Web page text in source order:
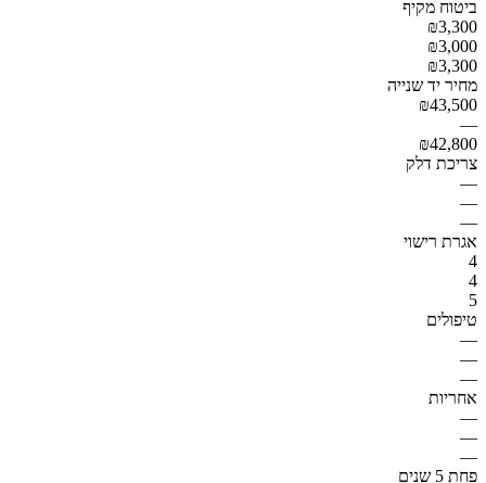
ביטוח מקיף
₪3,300
₪3,000
₪3,300
מחיר יד שנייה
₪43,500
—
₪42,800
צריכת דלק
—
—
—
אגרת רישוי
4
4
5
טיפולים
—
—
—
אחריות
—
—
—
פחת 5 שנים